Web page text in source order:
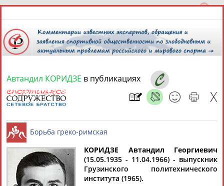
10 августа 2026 года,
СПОРТСМЕНЫ, ТРЕНЕРЫ И СПЕЦИАЛИСТЫ
Найдено: 13181персон Расширенный поиск
Автандил КОРИДЗЕ в публикациях
Борьба греко-римская
КОРИДЗЕ Автандил Георгиевич
(15.05.1935 - 11.04.1966) - выпускник
Грузинского политехнического
института (1965).